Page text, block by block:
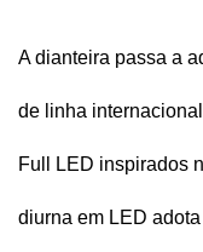
A dianteira passa a
de linha
Full LED inspirados
diurna em LED